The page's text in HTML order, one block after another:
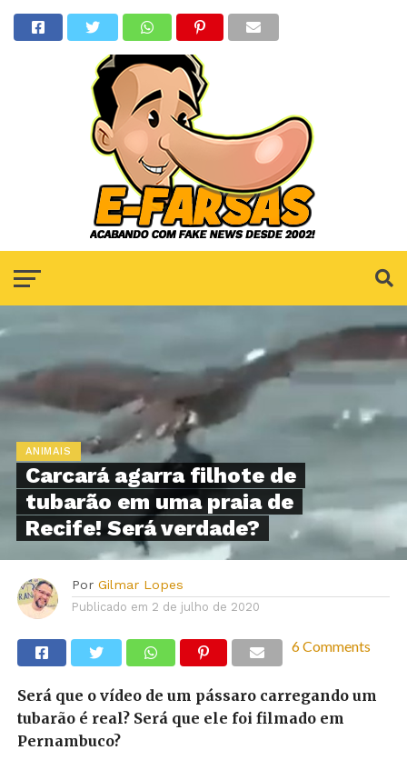
ANIMAIS
Carcará agarra filhote de
tubarão em uma praia de
Recife! Será verdade?
Por Gilmar Lopes
Publicado em 2 de julho de 2020
6 Comments
Será que o vídeo de um pássaro carregando um
tubarão é real? Será que ele foi filmado em
Pernambuco?